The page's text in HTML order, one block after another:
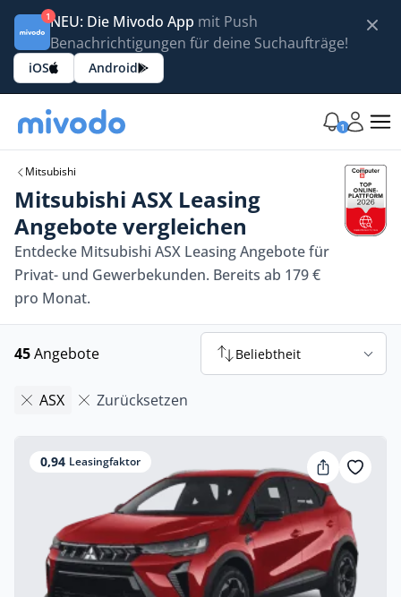
1NEU: Die Mivodo App mit Push
Benachrichtigungen für deine Suchaufträge!
iOS Android
1
Mitsubishi
Mitsubishi ASX Leasing
Angebote vergleichen
Entdecke Mitsubishi ASX Leasing Angebote für
Privat- und Gewerbekunden. Bereits ab 179 €
pro Monat.
45Angebote Beliebtheit
ASX Zurücksetzen
0,94 Leasingfaktor